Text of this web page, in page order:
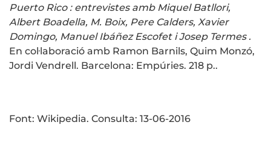
Puerto Rico : entrevistes amb Miquel Batllori,
Albert Boadella, M. Boix, Pere Calders, Xavier
Domingo, Manuel Ibáñez Escofet i Josep Termes .
En col·laboració amb Ramon Barnils, Quim Monzó,
Jordi Vendrell. Barcelona: Empúries. 218 p..
Font: Wikipedia. Consulta: 13-06-2016